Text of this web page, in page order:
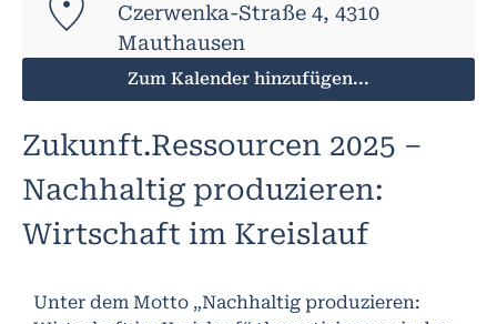
Czerwenka-Straße 4, 4310
Mauthausen
Zum Kalender hinzufügen...
Zukunft.Ressourcen 2025 –
Nachhaltig produzieren:
Wirtschaft im Kreislauf
Unter dem Motto „Nachhaltig produzieren: